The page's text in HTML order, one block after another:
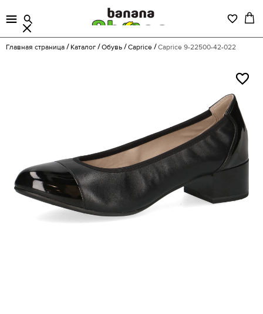
Главная страница Каталог Обувь Caprice Caprice 9-22500-42-022